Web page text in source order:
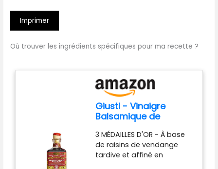
Imprimer
Où trouver les ingrédients spécifiques pour ma recette ?
Giusti - Vinaigre
Balsamique de
Médailles d'or - 250ml
Cubica
3 MÉDAILLES D'OR - À base
de raisins de vendange
tardive et affiné en